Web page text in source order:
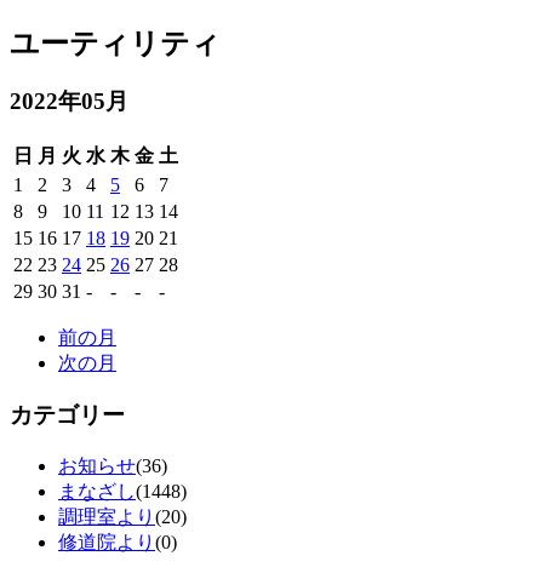
ユーティリティ
2022年05月
日 月 火 水 木 金 土
1
2 3 4 5 6
7
8
9 10 11 12 13 14
15 16 17 18 19 20 21
22 23 24 25 26 27 28
29 30 31 - - - -
前の月
次の月
カテゴリー
お知らせ(36)
まなざし(1448)
調理室より (20)
修道院より (0)